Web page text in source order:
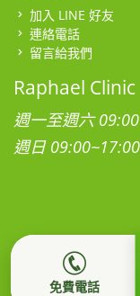
加入 LINE 好友
連絡電話
留言給我們
Raphael Clinic
週一至週六
週日
本網站為社團法人
片、肖像及著作
免費電話